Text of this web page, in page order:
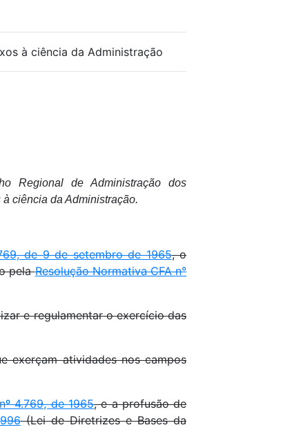
à ciência da Administração
Regional de Administração dos
ciência da Administração.
de 9 de setembro de 1965, o
pelaResolução Normativa CFA n°
e regulamentar o exercício das
exerçam atividades nos campos
4.769, de 1965, e a profusão de
(Lei de Diretrizes e Bases da